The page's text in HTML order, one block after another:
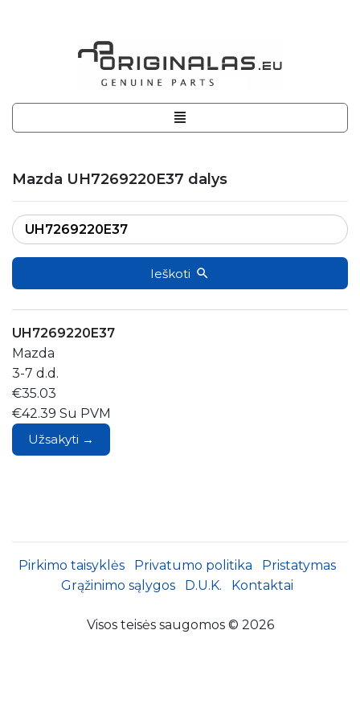
Mazda UH7269220E37 dalys
Ieškoti
UH7269220E37
Mazda
3-7 d.d.
€35.03
€42.39 Su PVM
Užsakyti →
Pirkimo taisyklės Privatumo politika
Pristatymas
Grąžinimo sąlygos
D.U.K. Kontaktai
Visos teisės saugomos © 2026